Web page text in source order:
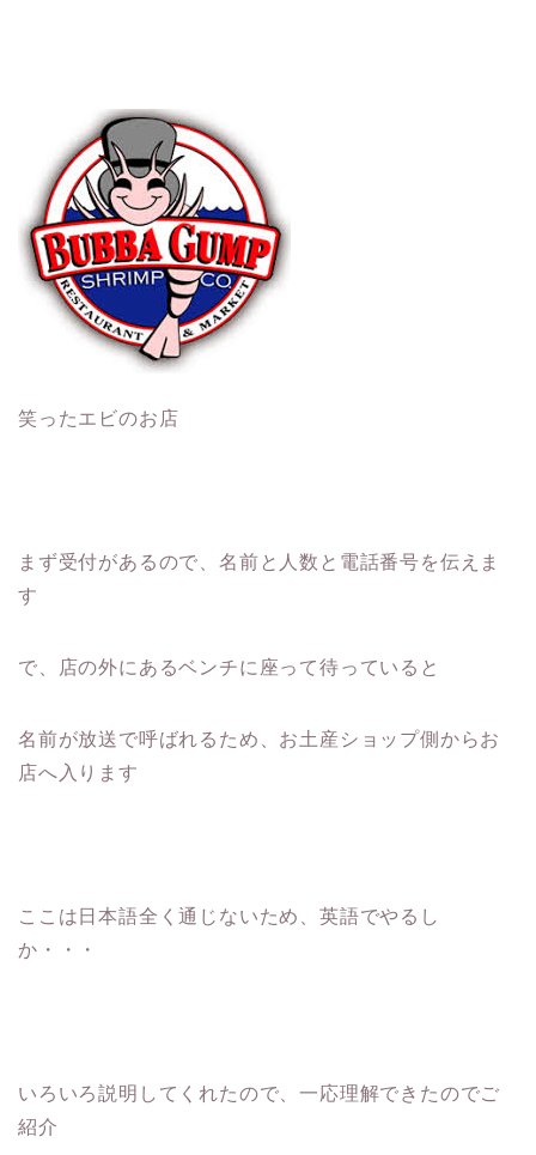
笑ったエビのお店
まず受付があるので、名前と人数と電話番号を伝えま
す
で、店の外にあるベンチに座って待っていると
名前が放送で呼ばれるため、お土産ショップ側からお
店へ入ります
ここは日本語全く通じないため、英語でやるし
か・・・
いろいろ説明してくれたので、一応理解できたのでご
紹介